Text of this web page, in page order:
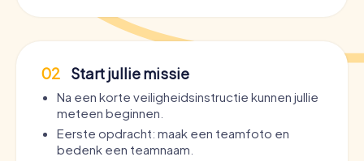
02 Start jullie missie
Na een korte veiligheidsinstructie kunnen jullie
meteen beginnen.
Eerste opdracht: maak een teamfoto en
bedenk een teamnaam.